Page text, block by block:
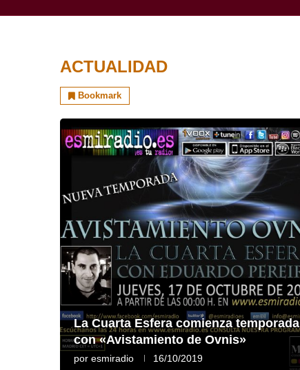
ACTUALIDAD
Bookmark
La Cuarta Esfera comienza temporada
con «Avistamiento de Ovnis»
por esmiradio 16/10/2019